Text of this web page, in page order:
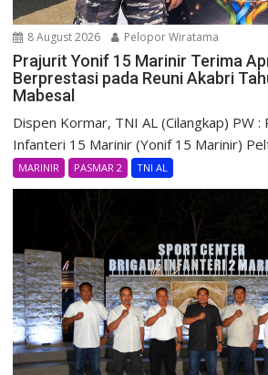
8 August 2026 Pelopor Wiratama
Prajurit Yonif 15 Marinir Terima
Berprestasi pada Reuni Akabri
Mabesal
Dispen Kormar, TNI AL (Cilangkap) PW
Infanteri 15 Marinir (Yonif 15 Marinir)
MARINIR PASMAR 2 TNI AL